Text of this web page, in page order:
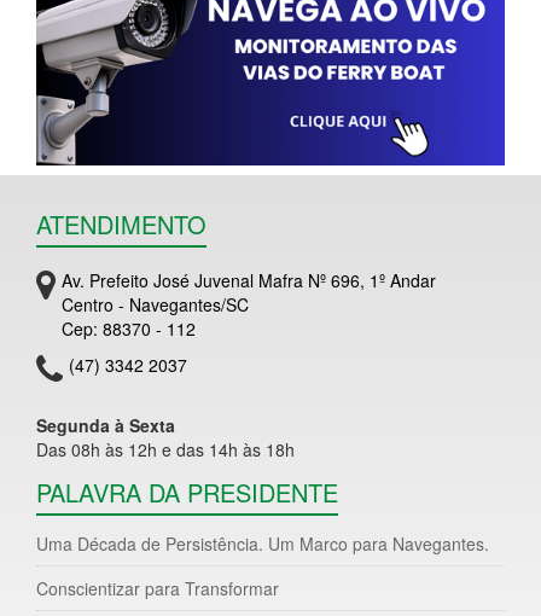
ATENDIMENTO
Av. Prefeito José Juvenal Mafra Nº 696, 1º Andar
Centro - Navegantes/SC
Cep: 88370 - 112
(47) 3342 2037
Segunda à Sexta
Das 08h às 12h e das 14h às 18h
PALAVRA DA PRESIDENTE
Uma Década de Persistência. Um Marco para Navegantes.
Conscientizar para Transformar